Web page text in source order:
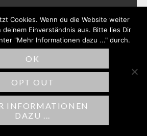
EINEN
Adresse wird nicht
Erforderliche Felder sind
*
Cookies. Wenn du die Website weiter
Einverständnis aus. Bitte lies Dir
"Mehr Informationen dazu ..." durch.
OK
OPT OUT
INFORMATIONEN
DAZU ...